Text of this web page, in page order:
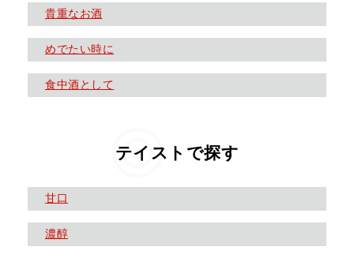
貴重なお酒
めでたい時に
食中酒として
テイストで探す
甘口
濃醇